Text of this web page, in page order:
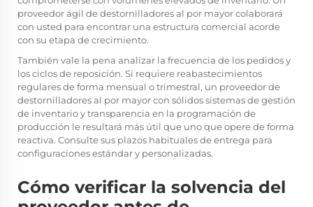
proveedor ágil de destornilladores al por mayor colaborará
con usted para encontrar una estructura comercial acorde
con su etapa de crecimiento.
También vale la pena analizar la frecuencia de los pedidos y
los ciclos de reposición. Si requiere reabastecimientos
regulares de forma mensual o trimestral, un proveedor de
destornilladores al por mayor con sólidos sistemas de gestión
de inventario y transparencia en la programación de
producción le resultará más útil que uno que opere de forma
reactiva. Consulte sus plazos habituales de entrega para
configuraciones estándar y personalizadas.
Cómo verificar la solvencia del